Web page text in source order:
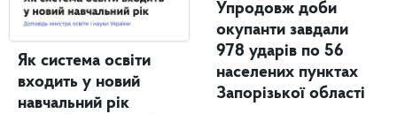
Як система освіти
входить у новий
навчальний рік
Упродовж доби
окупанти завдали
978 ударів по 56
населених пунктах
Запорізької області